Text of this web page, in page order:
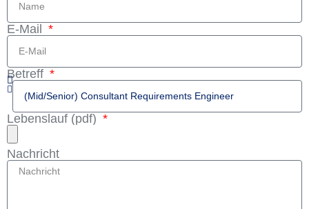
E-Mail
Betreff
Lebenslauf (pdf)
Nachricht